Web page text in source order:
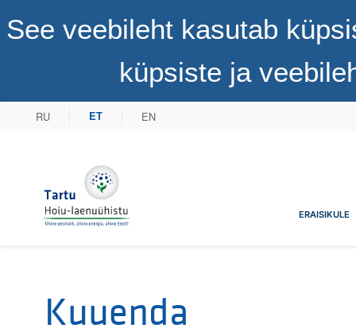
See veebileht kasutab
küpsiste ja
RU ET EN
Tartu Hoiu-laenuühistuERAISIKULE
Kuuenda